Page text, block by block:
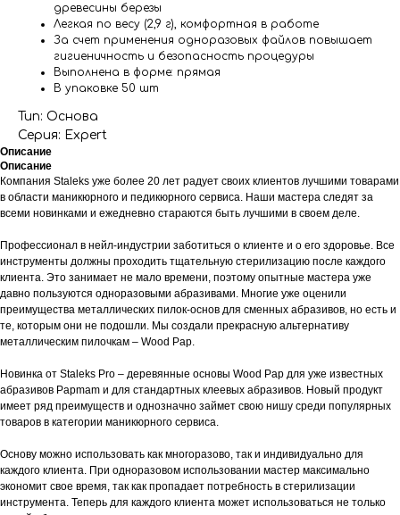
древесины березы
Легкая по весу (2,9 г), комфортная в работе
За счет применения одноразовых файлов повышает
гигиеничность и безопасность процедуры
Выполнена в форме: прямая
В упаковке 50 шт
Тип: Основа
Серия: Expert
Описание
Описание
Компания Staleks уже более 20 лет радует своих клиентов лучшими товарами
в области маникюрного и педикюрного сервиса. Наши мастера следят за
всеми новинками и ежедневно стараются быть лучшими в своем деле.
Профессионал в нейл-индустрии заботиться о клиенте и о его здоровье. Все
инструменты должны проходить тщательную стерилизацию после каждого
клиента. Это занимает не мало времени, поэтому опытные мастера уже
давно пользуются одноразовыми абразивами. Многие уже оценили
преимущества металлических пилок-основ для сменных абразивов, но есть и
те, которым они не подошли. Мы создали прекрасную альтернативу
металлическим пилочкам – Wood Pap.
Новинка от Staleks Pro – деревянные основы Wood Pap для уже известных
абразивов Papmam и для стандартных клеевых абразивов. Новый продукт
имеет ряд преимуществ и однозначно займет свою нишу среди популярных
товаров в категории маникюрного сервиса.
Основу можно использовать как многоразово, так и индивидуально для
каждого клиента. При одноразовом использовании мастер максимально
экономит свое время, так как пропадает потребность в стерилизации
инструмента. Теперь для каждого клиента может использоваться не только